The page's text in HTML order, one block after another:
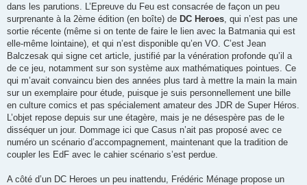
dans les parutions. L’Epreuve du Feu est consacrée de façon un peu
surprenante à la 2ème édition (en boîte) de DC Heroes , qui n’est pas une
sortie récente (même si on tente de faire le lien avec la Batmania qui est
elle-même lointaine), et qui n’est disponible qu’en VO. C’est Jean
Balczesak qui signe cet article, justifié par la vénération profonde qu’il a
de ce jeu, notamment sur son système aux mathématiques pointues. Ce
qui m’avait convaincu bien des années plus tard à mettre la main la main
sur un exemplaire pour étude, puisque je suis personnellement une bille
en culture comics et pas spécialement amateur des JDR de Super Héros.
L’objet repose depuis sur une étagère, mais je ne désespère pas de le
disséquer un jour. Dommage ici que Casus n’ait pas proposé avec ce
numéro un scénario d’accompagnement, maintenant que la tradition de
coupler les EdF avec le cahier scénario s’est perdue.
A côté d’un DC Heroes un peu inattendu, Frédéric Ménage propose un